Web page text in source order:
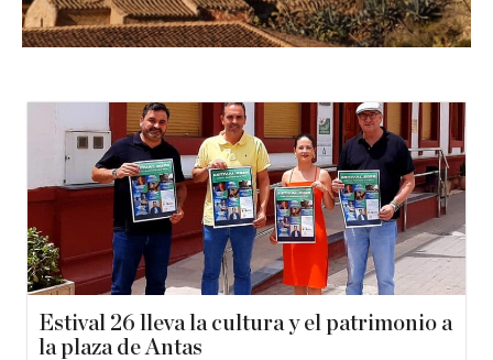
Estival 26 lleva la cultura y el patrimonio a
la plaza de Antas